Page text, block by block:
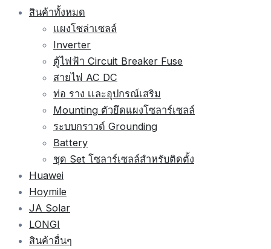
สินค้าทั้งหมด
แผงโซล่าเซลล์
Inverter
ตู้ไฟฟ้า Circuit Breaker Fuse
สายไฟ AC DC
ท่อ ราง เเละอุปกรณ์เสริม
Mounting ตัวยึดแผงโซลาร์เซลล์
ระบบกราวด์ Grounding
Battery
ชุด Set โซลาร์เซลล์สำหรับติดตั้ง
Huawei
Hoymile
JA Solar
LONGI
สินค้าอื่นๆ